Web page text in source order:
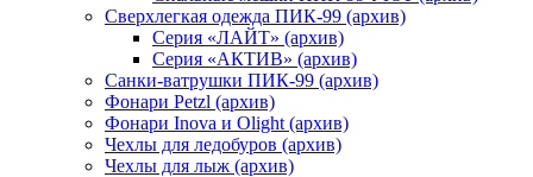
Сверхлегкая одежда ПИК-99 (архив)
Серия «ЛАЙТ» (архив)
Серия «АКТИВ» (архив)
Санки-ватрушки ПИК-99 (архив)
Фонари Petzl (архив)
Фонари Inova и Olight (архив)
Чехлы для ледобуров (архив)
Чехлы для лыж (архив)